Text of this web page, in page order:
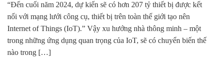
“Đến cuối năm 2024, dự kiến ​​sẽ có hơn 207 tỷ thiết bị được kết
nối với mạng lưới công cụ, thiết bị trên toàn thế giới tạo nên
Internet of Things (IoT).” Vậy xu hướng nhà thông minh – một
trong những ứng dụng quan trọng của IoT, sẽ có chuyển biến thế
nào trong […]